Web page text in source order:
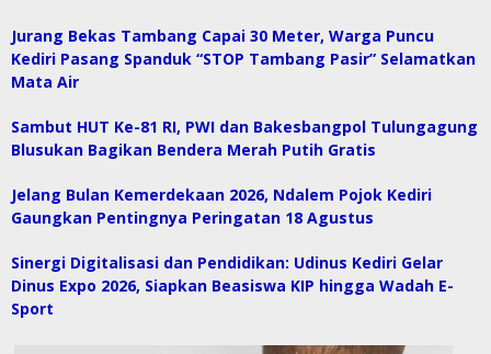
Jurang Bekas Tambang Capai 30 Meter, Warga Puncu
Kediri Pasang Spanduk “STOP Tambang Pasir” Selamatkan
Mata Air
Sambut HUT Ke-81 RI, PWI dan Bakesbangpol Tulungagung
Blusukan Bagikan Bendera Merah Putih Gratis
Jelang Bulan Kemerdekaan 2026, Ndalem Pojok Kediri
Gaungkan Pentingnya Peringatan 18 Agustus
Sinergi Digitalisasi dan Pendidikan: Udinus Kediri Gelar
Dinus Expo 2026, Siapkan Beasiswa KIP hingga Wadah E-
Sport